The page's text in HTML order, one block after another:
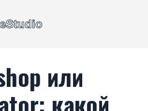
или
какой